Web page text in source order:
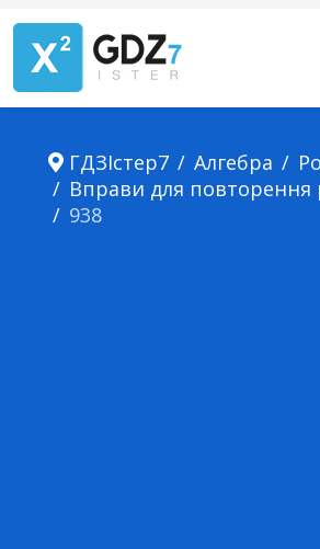
ГДЗІстер7 Алгебра
Вправи для повторення
938